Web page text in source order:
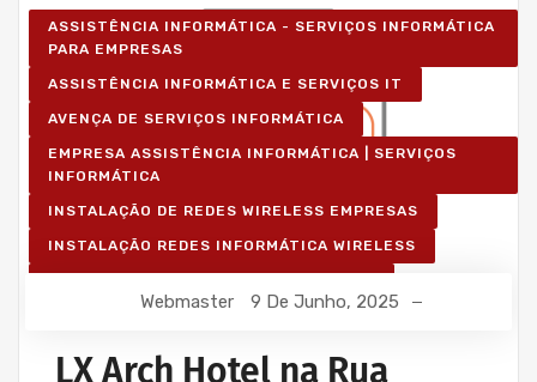
ASSISTÊNCIA INFORMÁTICA - SERVIÇOS INFORMÁTICA
PARA EMPRESAS
ASSISTÊNCIA INFORMÁTICA E SERVIÇOS IT
AVENÇA DE SERVIÇOS INFORMÁTICA
EMPRESA ASSISTÊNCIA INFORMÁTICA | SERVIÇOS
INFORMÁTICA
INSTALAÇÃO DE REDES WIRELESS EMPRESAS
INSTALAÇÃO REDES INFORMÁTICA WIRELESS
PROJETOS CABLAGEM E REDES INFORMÁTICA
Webmaster 9 De Junho, 2025
LX Arch Hotel na Rua